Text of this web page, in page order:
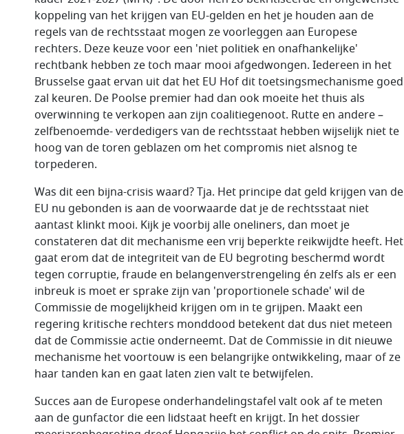
koppeling van het krijgen van EU-gelden en het je houden aan de
regels van de rechtsstaat mogen ze voorleggen aan Europese
rechters. Deze keuze voor een 'niet politiek en onafhankelijke'
rechtbank hebben ze toch maar mooi afgedwongen. Iedereen in het
Brusselse gaat ervan uit dat het EU Hof dit toetsingsmechanisme goed
zal keuren. De Poolse premier had dan ook moeite het thuis als
overwinning te verkopen aan zijn coalitiegenoot. Rutte en andere –
zelfbenoemde- verdedigers van de rechtsstaat hebben wijselijk niet te
hoog van de toren geblazen om het compromis niet alsnog te
torpederen.
Was dit een bijna-crisis waard? Tja. Het principe dat geld krijgen van de
EU nu gebonden is aan de voorwaarde dat je de rechtsstaat niet
aantast klinkt mooi. Kijk je voorbij alle oneliners, dan moet je
constateren dat dit mechanisme een vrij beperkte reikwijdte heeft. Het
gaat erom dat de integriteit van de EU begroting beschermd wordt
tegen corruptie, fraude en belangenverstrengeling én zelfs als er een
inbreuk is moet er sprake zijn van 'proportionele schade' wil de
Commissie de mogelijkheid krijgen om in te grijpen. Maakt een
regering kritische rechters monddood betekent dat dus niet meteen
dat de Commissie actie onderneemt. Dat de Commissie in dit nieuwe
mechanisme het voortouw is een belangrijke ontwikkeling, maar of ze
haar tanden kan en gaat laten zien valt te betwijfelen.
Succes aan de Europese onderhandelingstafel valt ook af te meten
aan de gunfactor die een lidstaat heeft en krijgt. In het dossier